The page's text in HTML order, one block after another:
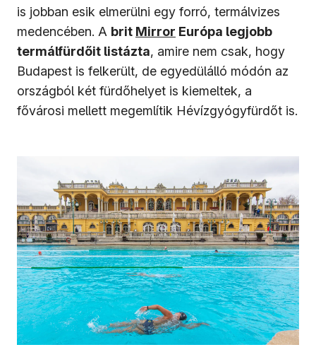
is jobban esik elmerülni egy forró, termálvizes
medencében. A brit (új ablakban nyílik meg)
Mirror Európa legjobb
termálfürdőit listázta, amire nem csak, hogy
Budapest is felkerült, de egyedülálló módón az
országból két fürdőhelyet is kiemeltek, a
fővárosi mellett megemlítik Hévízgyógyfürdőt is.